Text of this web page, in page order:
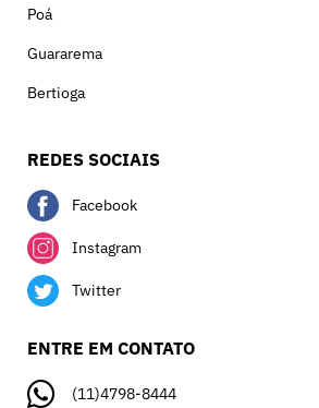
Poá
Guararema
Bertioga
REDES SOCIAIS
Facebook
Instagram
Twitter
ENTRE EM CONTATO
(11)4798-8444